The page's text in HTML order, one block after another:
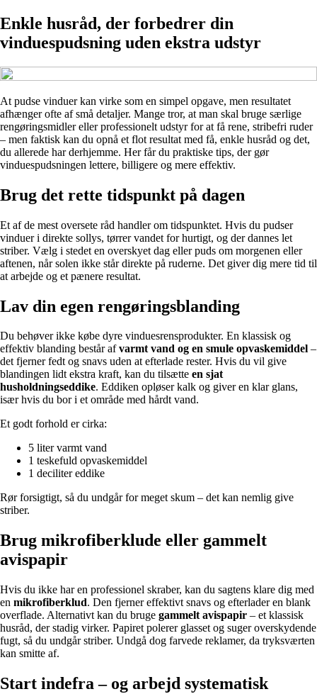
Enkle husråd, der forbedrer din
vinduespudsning uden ekstra udstyr
At pudse vinduer kan virke som en simpel opgave, men resultatet
afhænger ofte af små detaljer. Mange tror, at man skal bruge særlige
rengøringsmidler eller professionelt udstyr for at få rene, stribefri ruder
– men faktisk kan du opnå et flot resultat med få, enkle husråd og det,
du allerede har derhjemme. Her får du praktiske tips, der gør
vinduespudsningen lettere, billigere og mere effektiv.
Brug det rette tidspunkt på dagen
Et af de mest oversete råd handler om tidspunktet. Hvis du pudser
vinduer i direkte sollys, tørrer vandet for hurtigt, og der dannes let
striber. Vælg i stedet en overskyet dag eller puds om morgenen eller
aftenen, når solen ikke står direkte på ruderne. Det giver dig mere tid til
at arbejde og et pænere resultat.
Lav din egen rengøringsblanding
Du behøver ikke købe dyre vinduesrensprodukter. En klassisk og
effektiv blanding består afvarmt vand og en smule opvaskemiddel –
det fjerner fedt og snavs uden at efterlade rester. Hvis du vil give
blandingen lidt ekstra kraft, kan du tilsætte en sjat
husholdningseddike. Eddiken opløser kalk og giver en klar glans,
især hvis du bor i et område med hårdt vand.
Et godt forhold er cirka:
5 liter varmt vand
1 teskefuld opvaskemiddel
1 deciliter eddike
Rør forsigtigt, så du undgår for meget skum – det kan nemlig give
striber.
Brug mikrofiberklude eller gammelt
avispapir
Hvis du ikke har en professionel skraber, kan du sagtens klare dig med
en mikrofiberklud. Den fjerner effektivt snavs og efterlader en blank
overflade. Alternativt kan du bruge gammelt avispapir – et klassisk
husråd, der stadig virker. Papiret polerer glasset og suger overskydende
fugt, så du undgår striber. Undgå dog farvede reklamer, da tryksværten
kan smitte af.
Start indefra – og arbejd systematisk